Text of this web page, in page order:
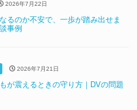
2026年7月22日
るのか不安で、一歩が踏み出せま
事例
2026年7月21日
が震えるときの守り方｜DVの問題